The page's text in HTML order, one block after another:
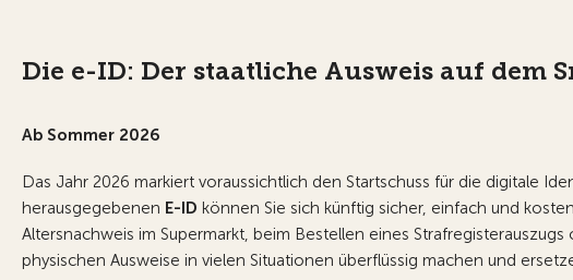
Die e-ID: Der staatliche Ausweis auf dem
Ab Sommer 2026
Das Jahr 2026 markiert voraussichtlich den Startschuss für die digitale
herausgegebenen E-ID können Sie sich künftig sicher, einfach und
Altersnachweis im Supermarkt, beim Bestellen eines
physischen Ausweise in vielen Situationen überflüssig machen und